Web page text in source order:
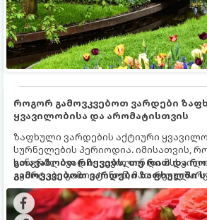
როგორ გამოვკვებოთ ვარდები
ყვავილობისა და არომატისთვის
ზაფხული ვარდების აქტიური
სურნელების პერიოდია. იმისათვის,
ხანგრძლივად იყვავილონ და
კვირტები გამოიტანონ, მათ
გამოკვება სჭირდებათ. ზაფხულის
მოთხოვნილებები იცვლება, ამიტომ
ვიცოდეთ, რომელი სასუქები
გთავაზობთ რჩევებს, თუ რით და
გამოვკვებოთ ვარდები ზაფხულში
შედეგის მისაღწევად: